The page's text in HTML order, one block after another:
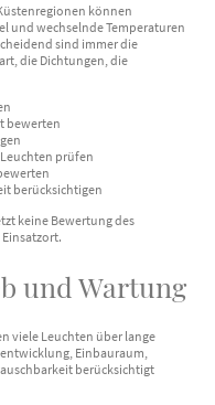
können
und wechselnde Temperaturen
sind immer die
die Dichtungen, die
bewerten
prüfen
berücksichtigen
keine Bewertung des
und Wartung
viele Leuchten über lange
Einbauraum,
berücksichtigt